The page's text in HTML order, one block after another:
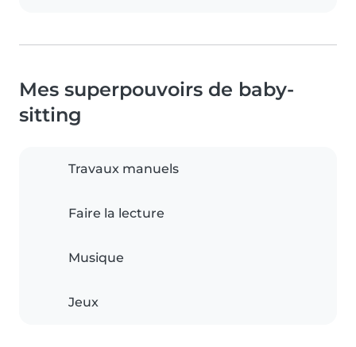
Mes superpouvoirs de baby-
sitting
Travaux manuels
Faire la lecture
Musique
Jeux